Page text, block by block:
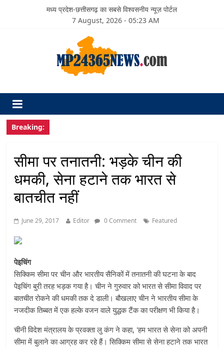
मध्य प्रदेश-छत्तीसगढ़ का सबसे विश्वसनीय न्यूज़ पोर्टल
7 August, 2026 - 05:23 AM
Breaking:
सीमा पर तनातनी: भड़के चीन की
धमकी, सेना हटाने तक भारत से
बातचीत नहीं
June 29, 2017 Editor 0 Comment Featured
पेइचिंग
सिक्किम सीमा पर चीन और भारतीय सैनिकों में तनातनी की घटना के बाद
पेइचिंग बुरी तरह भड़क गया है। चीन ने गुरुवार को भारत से सीमा विवाद पर
बातचीत रोकने की धमकी तक दे डाली। बौखलाए चीन ने भारतीय सीमा के
नजदीक तिब्बत में एक हल्के वजन वाले युद्धक टैंक का परीक्षण भी किया है।
चीनी विदेश मंत्रालय के प्रवक्ता लु कंग ने कहा, 'हम भारत से सेना को अपनी
सीमा में बुलाने का आग्रह कर रहे हैं। सिक्किम सीमा से सेना हटाने तक भारत